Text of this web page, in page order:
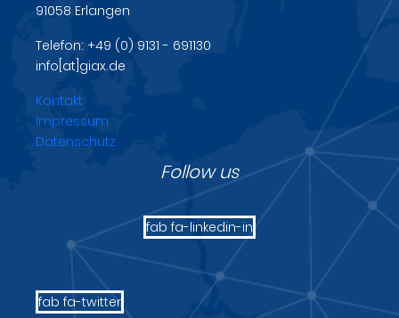
91058 Erlangen
Telefon: +49 (0) 9131 - 691130
info[at]giax.de
Kontakt
Impressum
Datenschutz
Follow us
fab fa-linkedin-in
fab fa-twitter